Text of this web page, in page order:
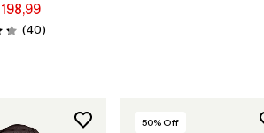
4.3 / 5
(40Comentarios
)
50% Off